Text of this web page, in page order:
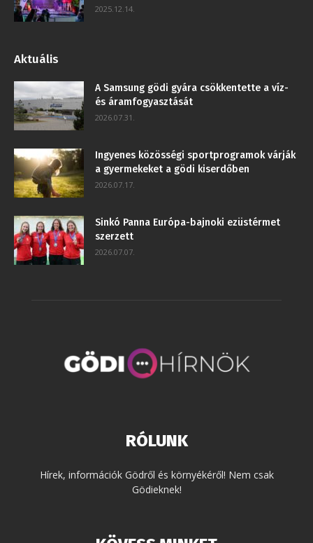
2025.12.14.
Aktuális
A Samsung gödi gyára csökkentette a víz-
és áramfogyasztását
2026.07.31.
Ingyenes közösségi sportprogramok várják
a gyermekeket a gödi kiserdőben
2026.07.17.
Sinkó Panna Európa-bajnoki ezüstérmet
szerzett
2026.07.07.
RÓLUNK
Hírek, információk Gödről és környékéről! Nem csak
Gödieknek!